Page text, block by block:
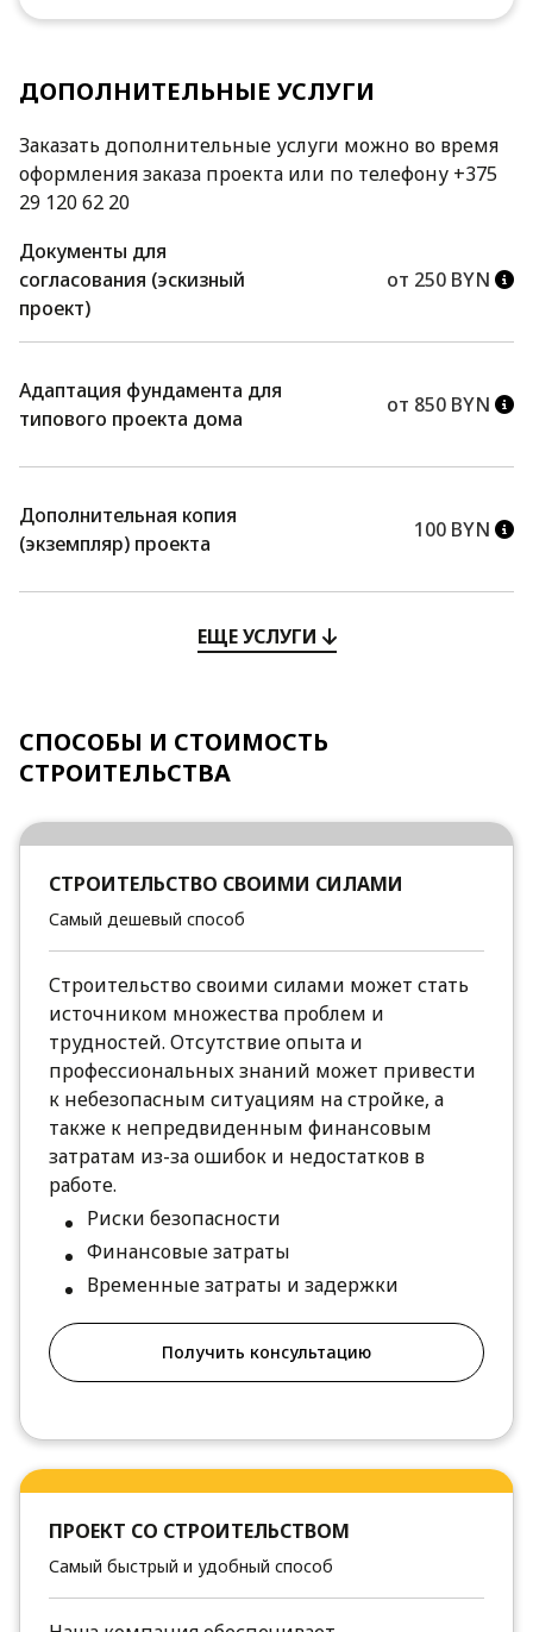
ДОПОЛНИТЕЛЬНЫЕ УСЛУГИ
Заказать дополнительные услуги можно во время
оформления заказа проекта или по телефону +375
29 120 62 20
Документы для
согласования (эскизный
проект)
от 250 BYN
Адаптация фундамента для
типового проекта дома
от 850 BYN
Дополнительная копия
(экземпляр) проекта
100 BYN
ЕЩЕ УСЛУГИ
СПОСОБЫ И СТОИМОСТЬ
СТРОИТЕЛЬСТВА
СТРОИТЕЛЬСТВО СВОИМИ СИЛАМИ
Самый дешевый способ
Строительство своими силами может стать
источником множества проблем и
трудностей. Отсутствие опыта и
профессиональных знаний может привести
к небезопасным ситуациям на стройке, а
также к непредвиденным финансовым
затратам из-за ошибок и недостатков в
работе.
Риски безопасности
Финансовые затраты
Временные затраты и задержки
Получить консультацию
ПРОЕКТ СО СТРОИТЕЛЬСТВОМ
Самый быстрый и удобный способ